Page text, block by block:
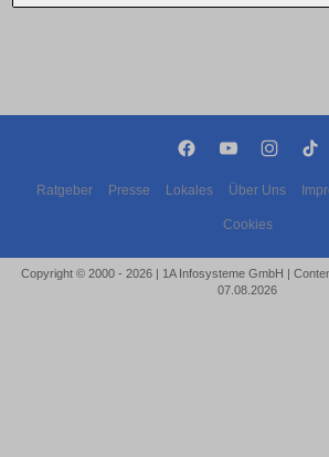
Ratgeber Presse Lokales Über Uns
Cookies
Copyright © 2000 - 2026 | 1A Infosysteme GmbH |
07.08.2026